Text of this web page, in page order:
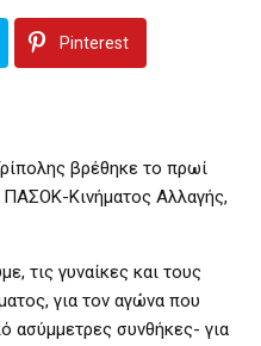
Pinterest
βρέθηκε το πρωί
Κινήματος Αλλαγής,
τις γυναίκες και τους
για τον αγώνα που
ασύμμετρες συνθήκες- για